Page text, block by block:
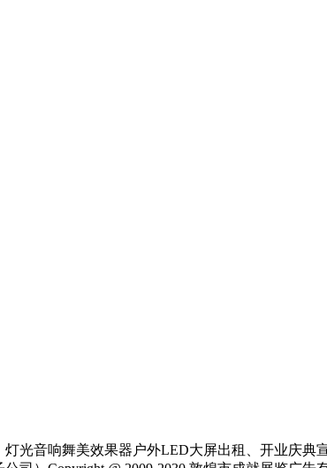
光音响舞美效果器户外LED大屏出租、开业庆